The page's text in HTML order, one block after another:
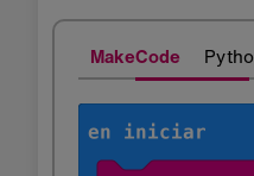
MakeCode